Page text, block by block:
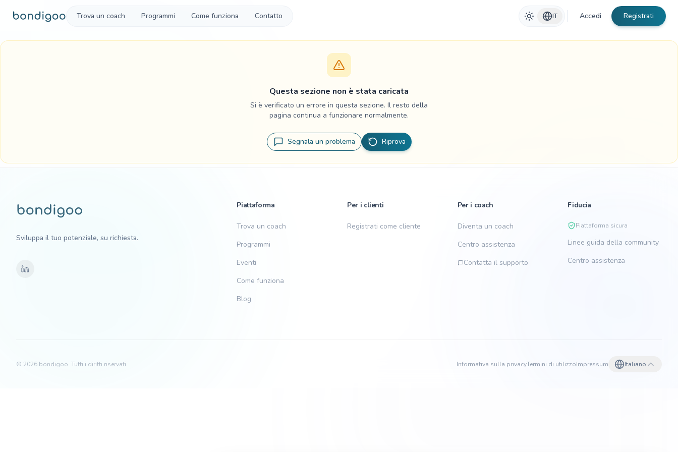
Trova un coach Programmi Come funziona Contatto IT Accedi Registrati
Questa sezione non è stata caricata
Si è verificato un errore in questa sezione. Il resto della
pagina continua a funzionare normalmente.
Segnala un problema Riprova
Sviluppa il tuo potenziale, su richiesta.
Piattaforma
Trova un coach
Programmi
Eventi
Come funziona
Blog
Per i clienti
Registrati come cliente
Per i coach
Diventa un coach
Centro assistenza
Contatta il supporto
Fiducia
Piattaforma sicura
Linee guida della community
Centro assistenza
© 2026 bondigoo. Tutti i diritti riservati. Informativa sulla privacyTermini di utilizzoImpressum Italiano